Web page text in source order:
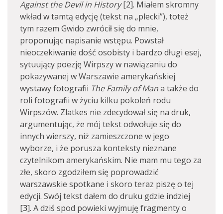
Against the Devil in History[2]. Miałem skromny
wkład w tamtą edycję (tekst na „plecki”), toteż
tym razem Gwido zwrócił się do mnie,
proponując napisanie wstępu. Powstał
nieoczekiwanie dość osobisty i bardzo długi esej,
sytuujący poezję Wirpszy w nawiązaniu do
pokazywanej w Warszawie amerykańskiej
wystawy fotografii The Family of Mana także do
roli fotografii w życiu kilku pokoleń rodu
Wirpszów. Zlatkes nie zdecydował się na druk,
argumentując, że mój tekst odwołuje się do
innych wierszy, niż zamieszczone w jego
wyborze, i że porusza konteksty nieznane
czytelnikom amerykańskim. Nie mam mu tego za
złe, skoro zgodziłem się poprowadzić
warszawskie spotkane i skoro teraz piszę o tej
edycji. Swój tekst dałem do druku gdzie indziej
[3]. A dziś spod powieki wyjmuję fragmenty o